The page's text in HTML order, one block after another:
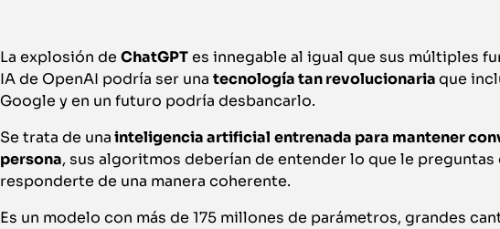
La explosión de ChatGPTes innegable al igual que sus múltiples
IA de OpenAI podría ser una tecnología tan revolucionariaque
Google y en un futuro podría desbancarlo.
Se trata de unainteligencia artificial entrenada para mantener
persona, sus algoritmos deberían de entender lo que le
responderte de una manera coherente.
Es un modelo con más de 175 millones de parámetros, grandes